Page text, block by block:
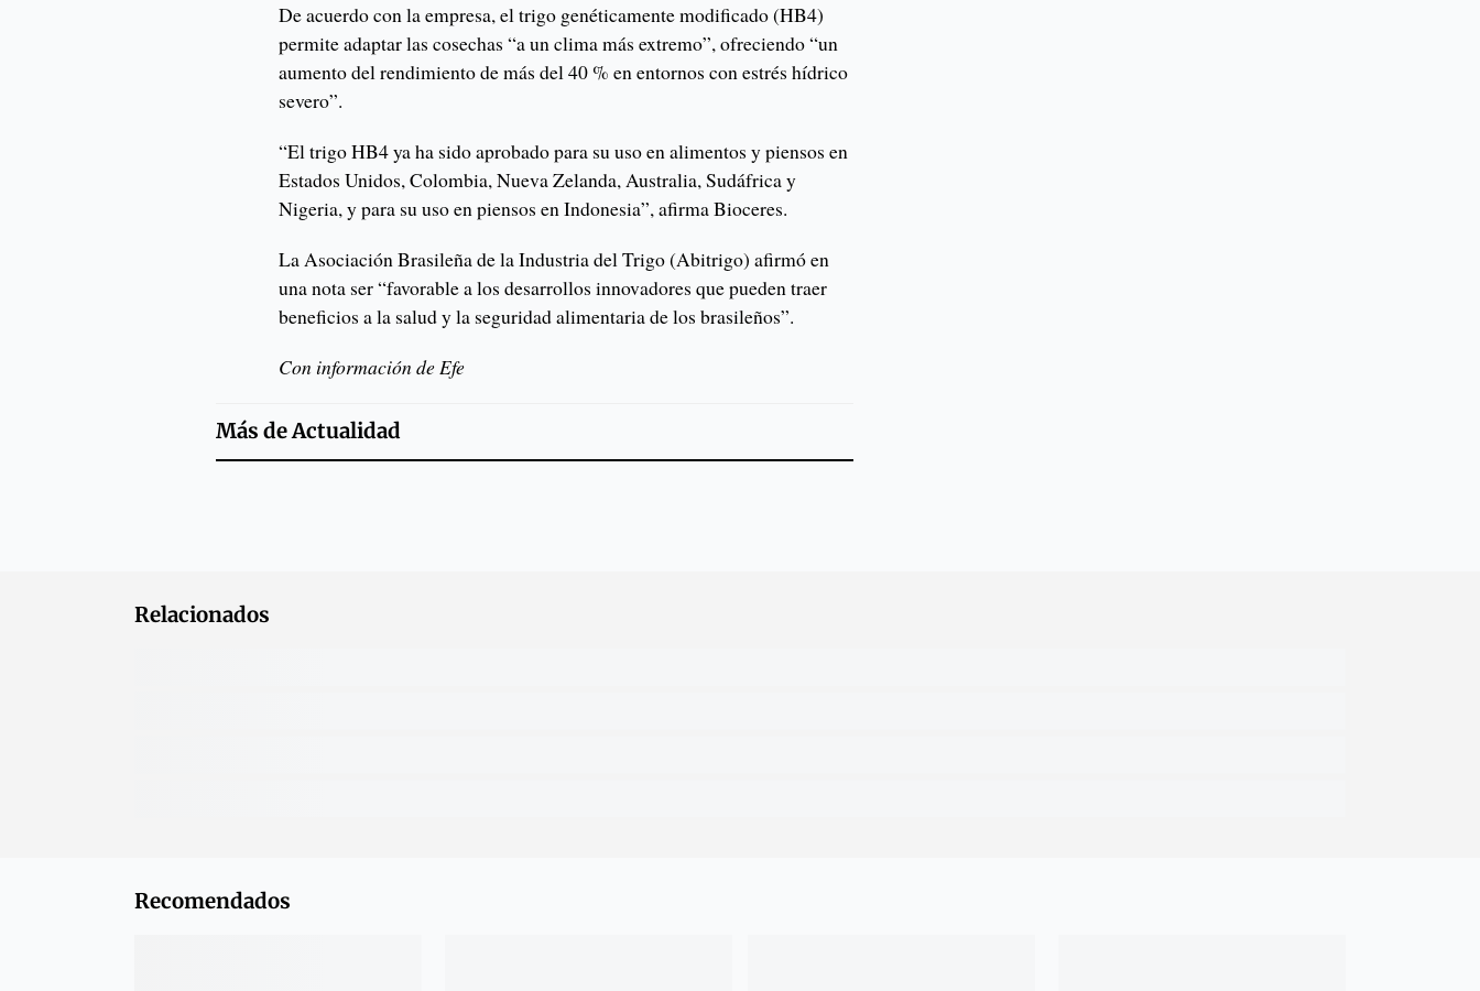
De acuerdo con la empresa, el trigo genéticamente modificado (HB4)
permite adaptar las cosechas “a un clima más extremo”, ofreciendo “un
aumento del rendimiento de más del 40 % en entornos con estrés hídrico
severo”.
“El trigo HB4 ya ha sido aprobado para su uso en alimentos y piensos en
Estados Unidos, Colombia, Nueva Zelanda, Australia, Sudáfrica y
Nigeria, y para su uso en piensos en Indonesia”, afirma Bioceres.
La Asociación Brasileña de la Industria del Trigo (Abitrigo) afirmó en
una nota ser “favorable a los desarrollos innovadores que pueden traer
beneficios a la salud y la seguridad alimentaria de los brasileños”.
Con información de Efe
Más deActualidad
Relacionados
Recomendados